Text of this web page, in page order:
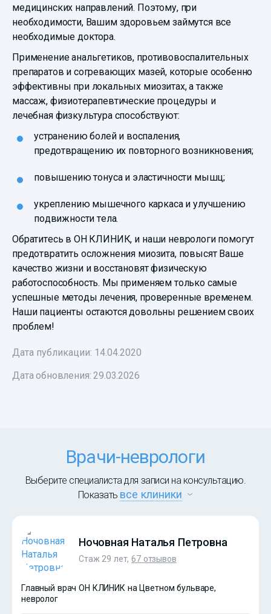
медицинских направлений. Поэтому, при
необходимости, Вашим здоровьем займутся все
необходимые доктора.
Применение анальгетиков, противовоспалительных
препаратов и согревающих мазей, которые особенно
эффективны при локальных миозитах, а также
массаж, физиотерапевтические процедуры и
лечебная физкультура способствуют:
устранению болей и воспаления,
предотвращению их повторного возникновения;
повышению тонуса и эластичности мышц;
укреплению мышечного каркаса и улучшению
подвижности тела.
Обратитесь в ОН КЛИНИК, и наши неврологи помогут
предотвратить осложнения миозита, повысят Ваше
качество жизни и восстановят физическую
работоспособность. Мы применяем только самые
успешные методы лечения, проверенные временем.
Наши пациенты остаются довольны решением своих
проблем!
Дата публикации: 14.04.2020
Дата обновления:29.03.2026
Врачи-неврологи
Выберите специалиста для записи на консультацию.
Показать все клиники
Ночовная Наталья Петровна
Стаж 29 лет,67 отзывов
Главный врач ОН КЛИНИК на Цветном бульваре,
невролог